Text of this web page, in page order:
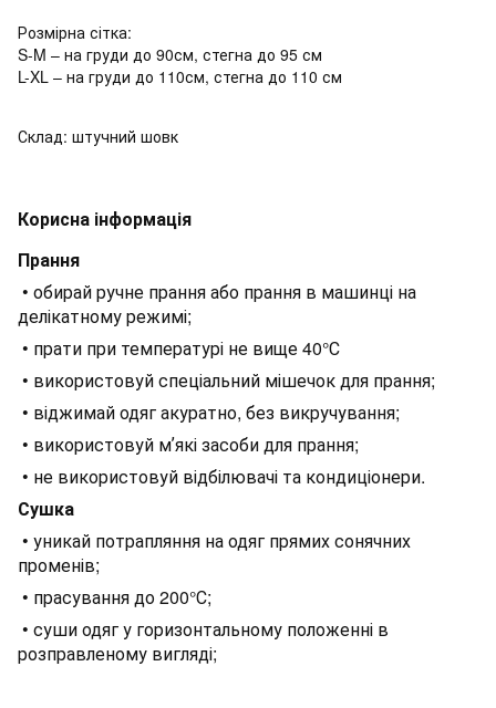
Розмірна сітка:
S-M – на груди до 90см, стегна до 95 см
L-XL – на груди до 110см, стегна до 110 см
Склад: штучний шовк
Корисна інформація
Прання
• обирай ручне прання або прання в машинці на
делікатному режимі;
• прати при температурі не вище 40°С
• використовуй спеціальний мішечок для прання;
• віджимай одяг акуратно, без викручування;
• використовуй мʼякі засоби для прання;
• не використовуй відбілювачі та кондиціонери.
Сушка
• уникай потрапляння на одяг прямих сонячних
променів;
• прасування до 200°С;
• суши одяг у горизонтальному положенні в
розправленому вигляді;